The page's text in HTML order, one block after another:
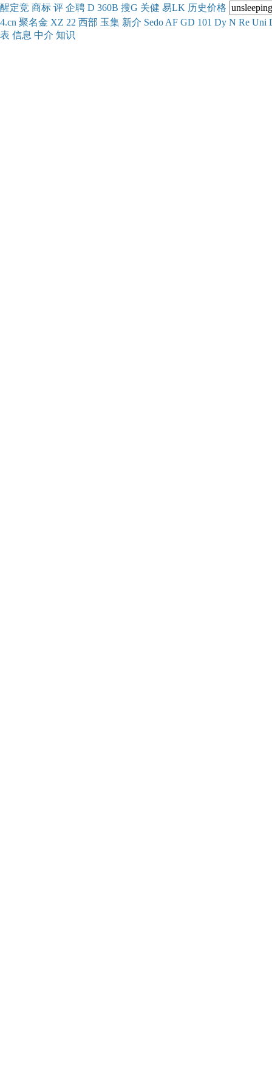
醒定竞 商标 评 企聘 D 360B 搜G 关健 易LK 历史价格
4.cn 聚名金 XZ 22 西部 玉集 新介 Sedo AF GD 101 Dy N Re Uni
表 信息 中介 知识